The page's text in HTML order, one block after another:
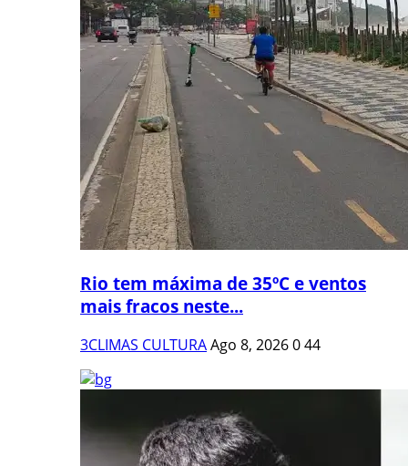
Rio tem máxima de 35ºC e ventos
mais fracos neste...
3CLIMAS CULTURAAgo 8, 2026044